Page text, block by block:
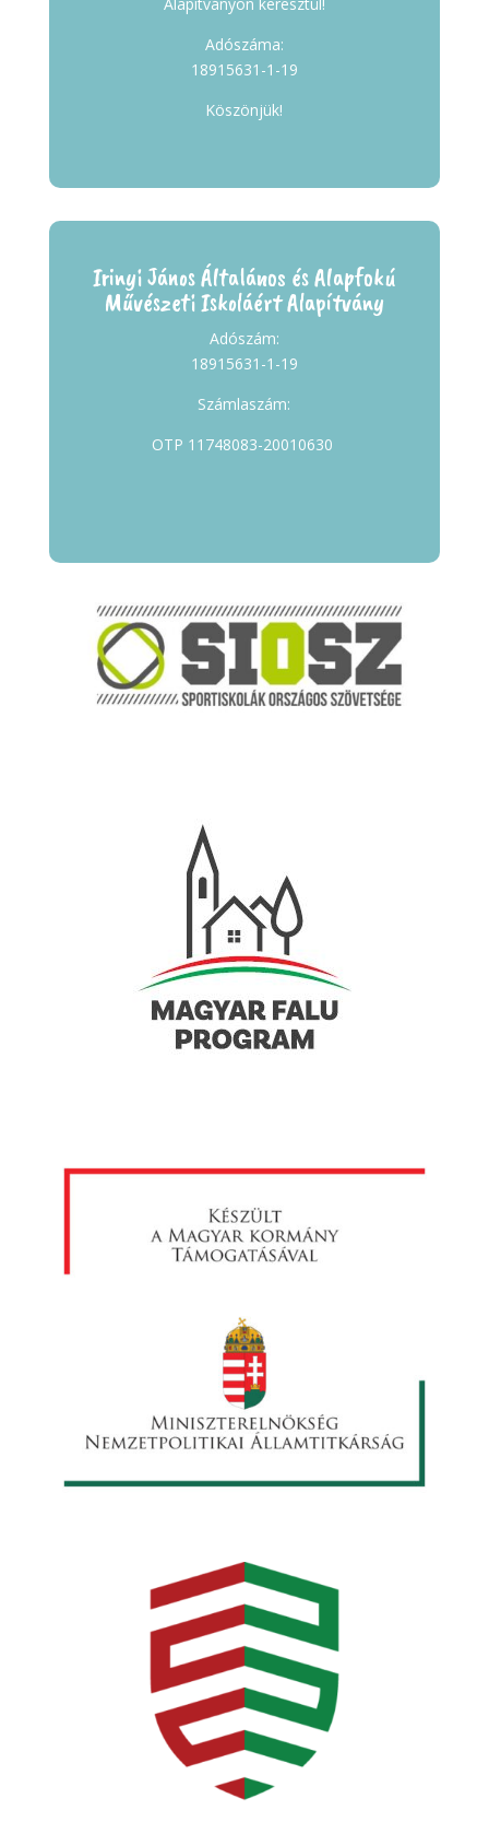
Adószáma:
18915631-1-19
Köszönjük!
Irinyi János Általános és Alapfokú
Művészeti Iskoláért Alapítvány
Adószám:
18915631-1-19
Számlaszám:
OTP 11748083-20010630